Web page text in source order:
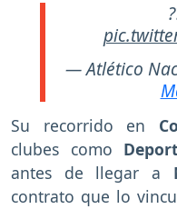
— Atlético
Su recorrido en
clubes como
antes de llegar a
contrato que lo